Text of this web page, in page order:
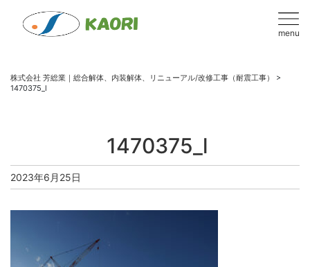
menu
株式会社 芳総業｜総合解体、内装解体、リニューアル/改修工事（耐震工事）
>
1470375_l
1470375_l
2023年6月25日